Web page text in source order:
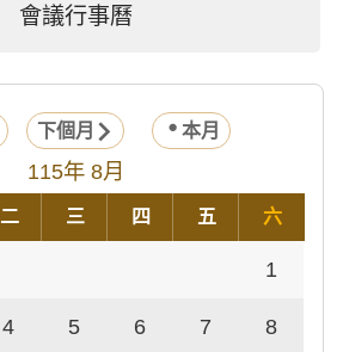
會議行事曆
下個月 本月
115年 8月
二 三 四 五 六
1
4 5 6 7 8